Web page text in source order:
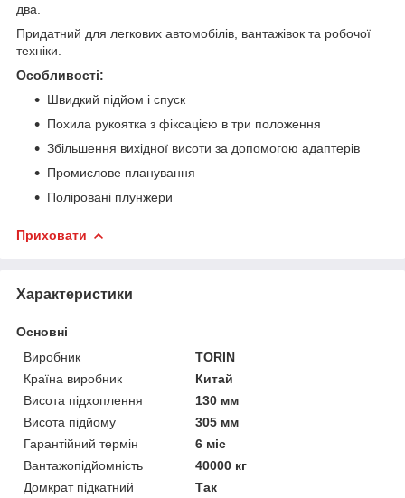
два.
Придатний для легкових автомобілів, вантажівок та робочої
техніки.
Особливості:
Швидкий підйом і спуск
Похила рукоятка з фіксацією в три положення
Збільшення вихідної висоти за допомогою адаптерів
Промислове планування
Поліровані плунжери
Приховати
Характеристики
Основні
Виробник
TORIN
Країна виробник
Китай
Висота підхоплення
130 мм
Висота підйому
305 мм
Гарантійний термін
6 міс
Вантажопідйомність
40000 кг
Домкрат підкатний
Так